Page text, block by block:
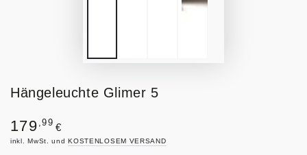
Hängeleuchte Glimer 5
Regulärer
Preis
179 ,99 €
inkl. MwSt. undKOSTENLOSEM VERSAND